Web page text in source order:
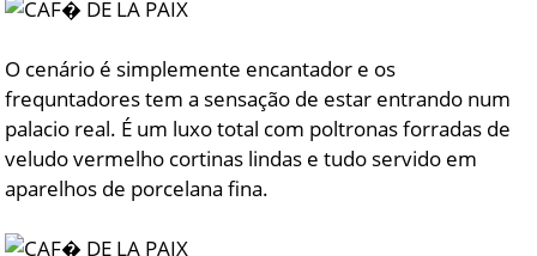
O cenário é simplemente encantador e os
frequntadores tem a sensação de estar entrando num
palacio real. É um luxo total com poltronas forradas de
veludo vermelho cortinas lindas e tudo servido em
aparelhos de porcelana fina.